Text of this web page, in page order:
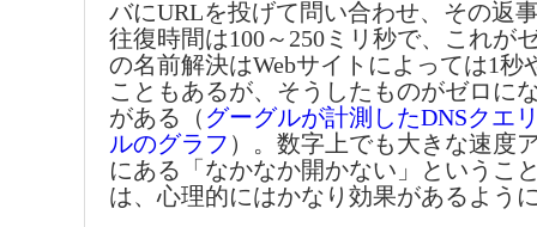
バにURLを投げて問い合わせ、その返
往復時間は100～250ミリ秒で、これが
の名前解決はWebサイトによっては1秒
こともあるが、そうしたものがゼロに
がある（ グーグルが計測したDNSクエ
ルのグラフ ）。数字上でも大きな速度
にある「なかなか開かない」というこ
は、心理的にはかなり効果があるよう